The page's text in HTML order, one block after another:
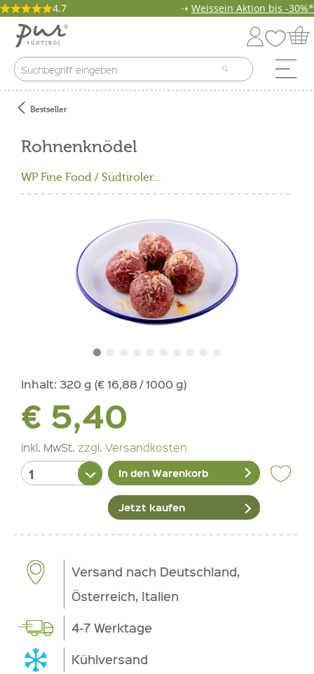
4.7 ➝ Weissein Aktion bis -30%*
Bestseller
Rohnenknödel
WP Fine Food / Südtiroler...
Inhalt: 320 g (€ 16,88 / 1000 g)
€ 5,40
inkl. MwSt. zzgl. Versandkosten
In den Warenkorb
Jetzt kaufen
Versand nach Deutschland,
Österreich, Italien
4-7 Werktage
Kühlversand